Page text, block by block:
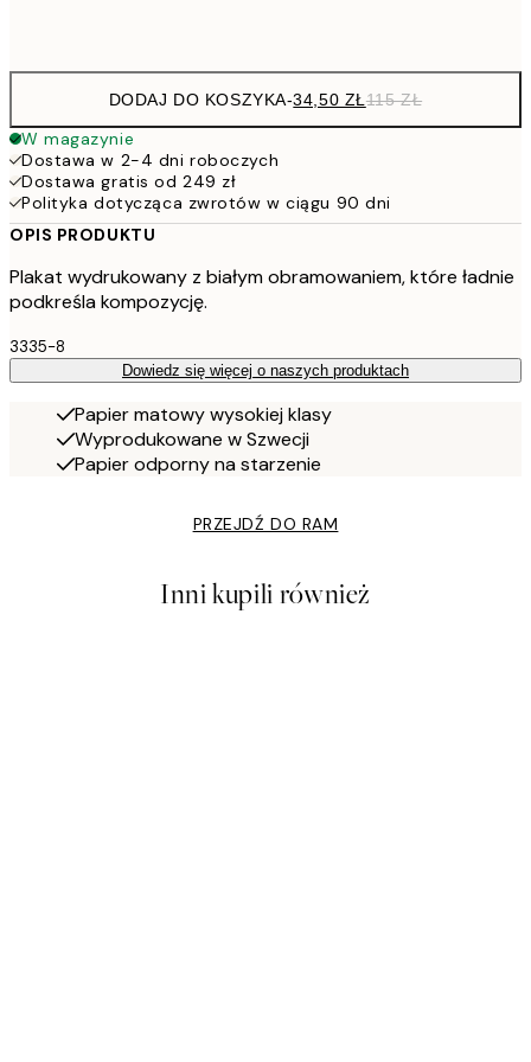
DODAJ DO KOSZYKA-34,50 ZŁ 115 ZŁ
W magazynie
Dostawa w 2-4 dni roboczych
Dostawa gratis od 249 zł
Polityka dotycząca zwrotów w ciągu 90 dni
OPIS PRODUKTU
Plakat wydrukowany z białym obramowaniem, które ładnie
podkreśla kompozycję.
3335-8
Dowiedz się więcej o naszych produktach
Papier matowy wysokiej klasy
Wyprodukowane w Szwecji
Papier odporny na starzenie
PRZEJDŹ DO RAM
Inni kupili również